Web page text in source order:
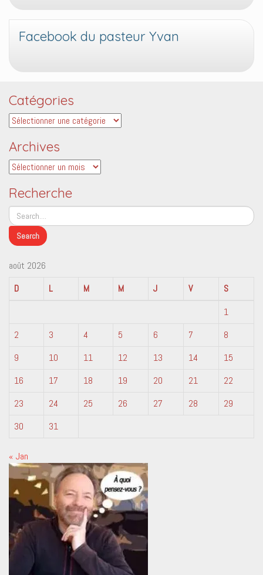
Facebook du pasteur Yvan
Catégories
Catégories
Archives
Archives
Recherche
août 2026
D
L M M J V
S
1
2
3 4 5 6 7
8
9
10 11 12 13 14
15
16
17 18 19 20 21
22
23
24 25 26 27 28
29
30
31
« Jan